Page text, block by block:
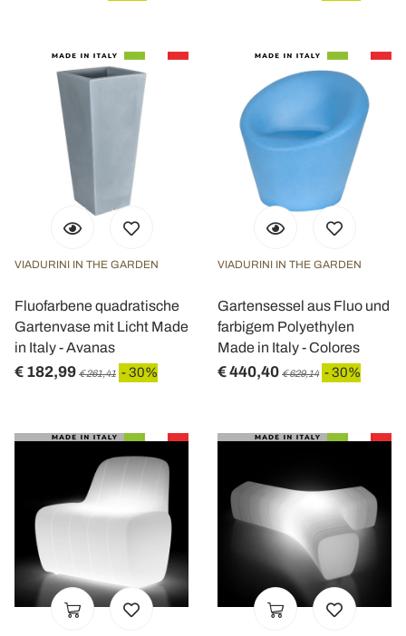
VIADURINI IN THE GARDEN
Fluofarbene quadratische
Gartenvase mit Licht Made
in Italy - Avanas
€ 182,99 € 261,41 - 30%
VIADURINI IN THE GARDEN
Gartensessel aus Fluo und
farbigem Polyethylen
Made in Italy - Colores
€ 440,40 € 629,14 - 30%